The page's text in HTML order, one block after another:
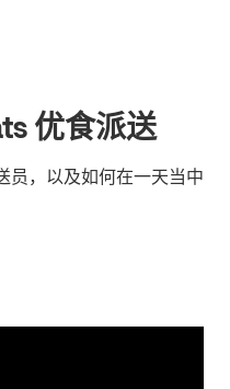
优食派送
员，以及如何在一天当中